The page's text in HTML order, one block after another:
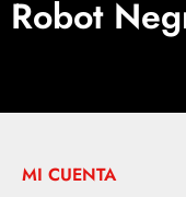
Robot
MI CUENTA